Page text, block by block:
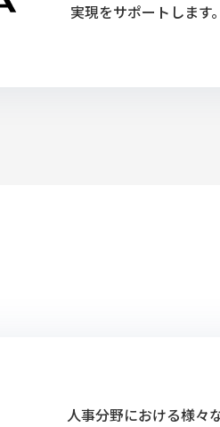
実現をサポートします。
人事分野における様々